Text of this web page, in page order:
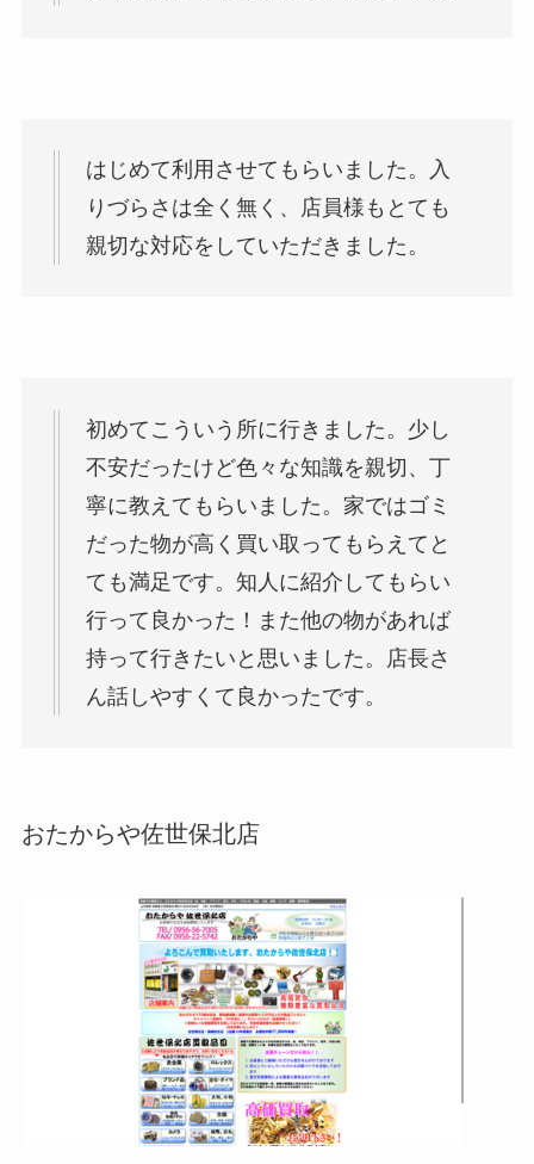
はじめて利用させてもらいました。入
りづらさは全く無く、店員様もとても
親切な対応をしていただきました。
初めてこういう所に行きました。少し
不安だったけど色々な知識を親切、丁
寧に教えてもらいました。家ではゴミ
だった物が高く買い取ってもらえてと
ても満足です。知人に紹介してもらい
行って良かった！また他の物があれば
持って行きたいと思いました。店長さ
ん話しやすくて良かったです。
おたからや佐世保北店